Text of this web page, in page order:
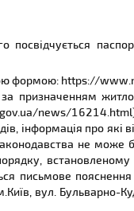
посвідчується
формою: https://
призначенням
news/
інформація про які
не
письмове
вул.